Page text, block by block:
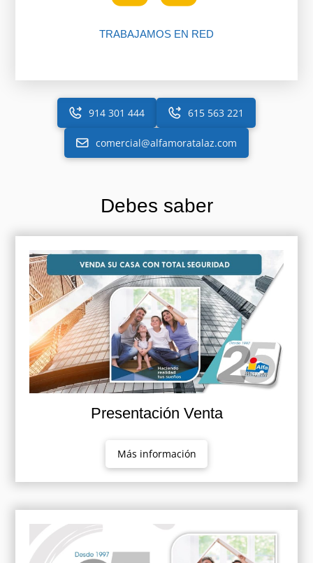
TRABAJAMOS EN RED
914 301 444 615 563 221
comercial@alfamoratalaz.com
Debes saber
Presentación Venta
Más información